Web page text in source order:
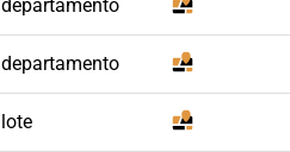
departamento
departamento
lote